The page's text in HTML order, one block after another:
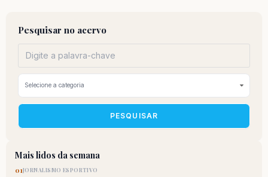
Pesquisar no acervo
PESQUISAR
Mais lidos da semana
01JORNALISMO ESPORTIVO